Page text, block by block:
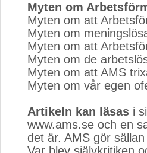
Myten om
Myten om att
Myten om
Myten om att
Myten om de
Myten om att AMS
Myten om vår egen
Artikeln kan läsas i
www.ams.se och en
det är. AMS gör